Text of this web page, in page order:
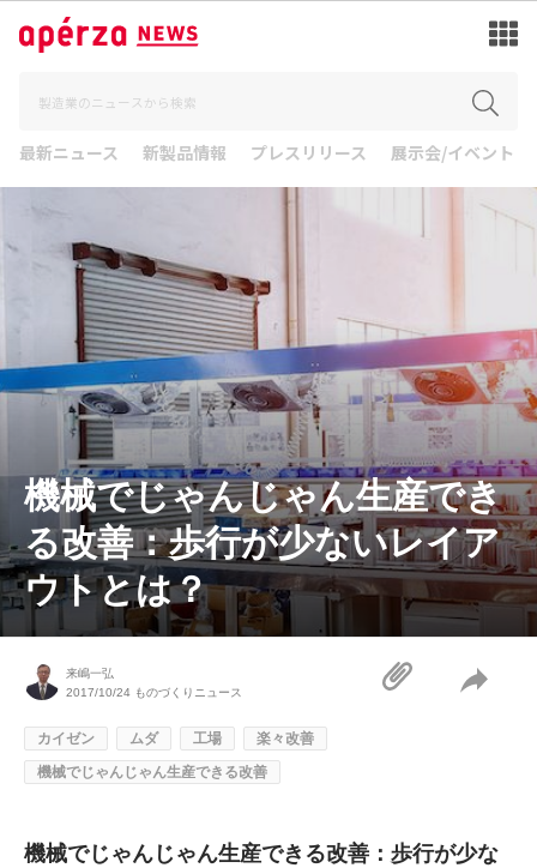
最新ニュース 新製品情報 プレスリリース 展示会/イベント
機械でじゃんじゃん生産でき
る改善：歩行が少ないレイア
ウトとは？
来嶋一弘
2017/10/24 ものづくりニュース
カイゼン ムダ 工場
楽々改善
機械でじゃんじゃん生産できる改善
機械でじゃんじゃん生産できる改善：歩行が少な